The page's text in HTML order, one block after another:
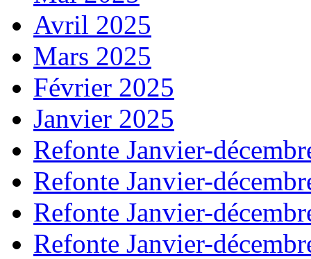
Avril 2025
Mars 2025
Février 2025
Janvier 2025
Refonte Janvier-
Refonte Janvier-
Refonte Janvier-
Refonte Janvier-